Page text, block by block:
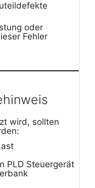
oder
Fehler
wird, sollten
PLD Steuergerät